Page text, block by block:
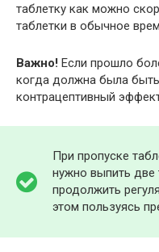
таблетку как можно
таблетки в обычное
Важно! Если прошло
когда должна была
контрацептивный
При пропуске
нужно выпить две
продолжить
этом пользуясь